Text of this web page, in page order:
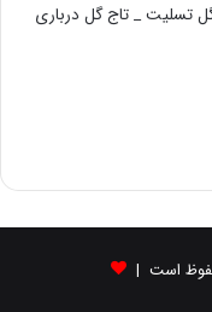
تسلیت _ تاج گل درباری